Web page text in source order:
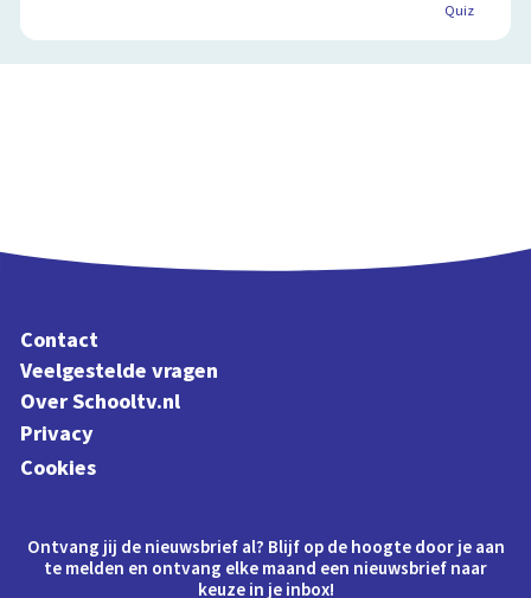
Quiz
Contact
Veelgestelde vragen
Over Schooltv.nl
Privacy
Cookies
Ontvang jij de nieuwsbrief al? Blijf op de hoogte door je aan
te melden en ontvang elke maand een nieuwsbrief naar
keuze in je inbox!